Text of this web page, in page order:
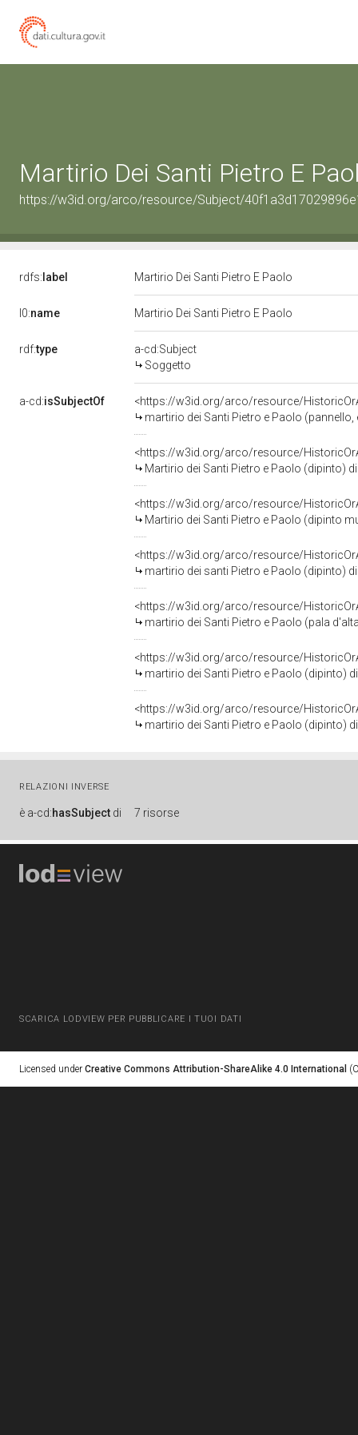
Martirio Dei Santi Pietro E
https://w3id.org/arco/resource/Subject/
rdfs: label Martirio Dei Santi Pietro E Paolo
l0:name Martirio Dei Santi Pietro E Paolo
rdf:type
a-cd:Subject
Soggetto
a-cd:isSubjectOf
<https://w3id.org/arco/resource/
martirio dei Santi Pietro e Paolo
<https://w3id.org/arco/resource/
Martirio dei Santi Pietro e Paolo (dipinto)
<https://w3id.org/arco/resource/
Martirio dei Santi Pietro e Paolo (dipinto murale,
<https://w3id.org/arco/resource/
martirio dei santi Pietro e Paolo (dipinto)
<https://w3id.org/arco/resource/
martirio dei Santi Pietro e Paolo (pala
<https://w3id.org/arco/resource/
martirio dei Santi Pietro e Paolo (dipinto)
<https://w3id.org/arco/resource/
martirio dei Santi Pietro e Paolo (dipinto)
RELAZIONI INVERSE
è a-cd:hasSubject di 7 risorse
SCARICA LODVIEW PER PUBBLICARE I TUOI DATI
Licensed under Creative Commons Attribution-ShareAlike 4.0 International